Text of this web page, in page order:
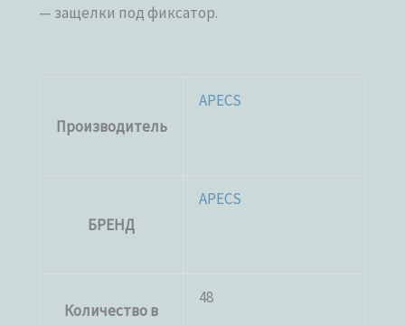
— защелки под фиксатор.
Производитель
APECS
БРЕНД
APECS
Количество в
48